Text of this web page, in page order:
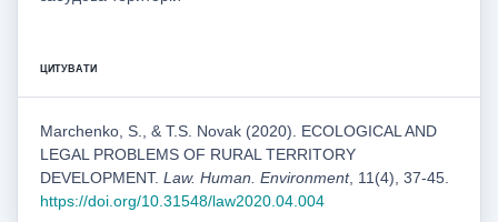
ЦИТУВАТИ
Marchenko, S., & T.S. Novak (2020). ECOLOGICAL AND
LEGAL PROBLEMS OF RURAL TERRITORY
DEVELOPMENT. Law. Human. Environment, 11(4), 37-45.
https://doi.org/10.31548/law2020.04.004